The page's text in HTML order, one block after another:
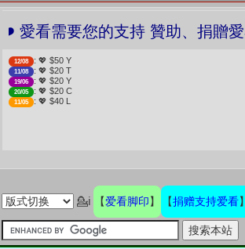
❤️ 愛看需要您的支持 贊助、捐贈
12/08 : 💖 $50 Y
11/08 : 💖 $20 T
19/06 : 💖 $20 Y
20/05 : 💖 $20 C
11/05 : 💖 $40 L
💁ℹ 【爱看脚印】 【捐赠支持爱看